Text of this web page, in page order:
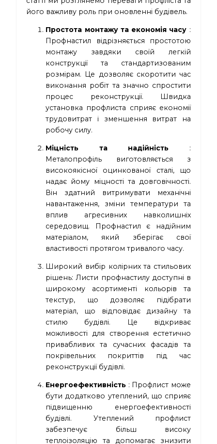
його важливу роль при оновленні будівель.
Простота монтажу та економія часу :
Профнастил відрізняється простотою
монтажу завдяки своїй легкій
конструкції та стандартизованим
розмірам. Це дозволяє скоротити час
виконання робіт та значно спростити
процес реконструкції. Швидка
установка профлиста сприяє економії
трудовитрат і зменшення витрат на
робочу силу.
Міцність та надійність :
Металопрофіль виготовляється з
високоякісної оцинкованої сталі, що
надає йому міцності та довговічності.
Він здатний витримувати механічні
навантаження, зміни температури та
вплив агресивних навколишніх
середовищ. Профнастил є надійним
матеріалом, який зберігає свої
властивості протягом тривалого часу.
Широкий вибір колірних та стильових
рішень: Листи профнастилу доступні в
широкому асортименті кольорів та
текстур, що дозволяє підібрати
матеріал, що відповідає дизайну та
стилю будівлі. Це відкриває
можливості для створення естетично
привабливих та сучасних фасадів та
покрівельних покриттів під час
реконструкції будівлі.
Енергоефективність : Профлист може
бути додатково утеплений, що сприяє
підвищенню енергоефективності
будівлі. Утеплений профлист
забезпечує більш високу
теплоізоляцію та допомагає знизити